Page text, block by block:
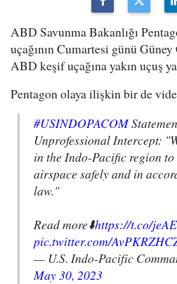
ABD Savunma Bakanlığı
uçağının Cumartesi günü
ABD keşif uçağına yakın uçuş
Pentagon olaya ilişkin bir de
#USINDOPACOM
Unprofessional Intercept:
in the Indo-Pacific region
airspace safely and in
law."
Read more⬇️https://t.co/
pic.twitter.com/
— U.S. Indo-Pacific
May 30, 2023